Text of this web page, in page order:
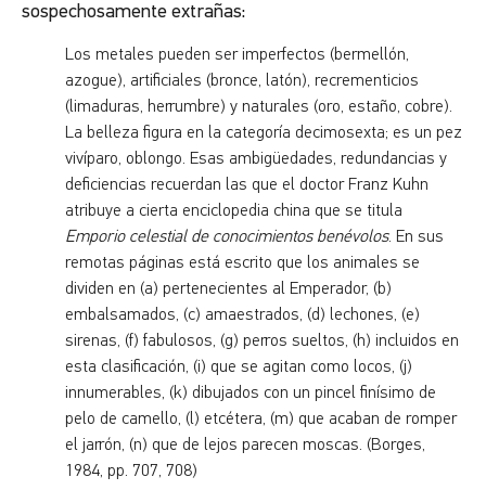
sospechosamente extrañas:
Los metales pueden ser imperfectos (bermellón,
azogue), artificiales (bronce, latón), recrementicios
(limaduras, herrumbre) y naturales (oro, estaño, cobre).
La belleza figura en la categoría decimosexta; es un pez
vivíparo, oblongo. Esas ambigüedades, redundancias y
deficiencias recuerdan las que el doctor Franz Kuhn
atribuye a cierta enciclopedia china que se titula
Emporio celestial de conocimientos benévolos. En sus
remotas páginas está escrito que los animales se
dividen en (a) pertenecientes al Emperador, (b)
embalsamados, (c) amaestrados, (d) lechones, (e)
sirenas, (f) fabulosos, (g) perros sueltos, (h) incluidos en
esta clasificación, (i) que se agitan como locos, (j)
innumerables, (k) dibujados con un pincel finísimo de
pelo de camello, (l) etcétera, (m) que acaban de romper
el jarrón, (n) que de lejos parecen moscas. (Borges,
1984, pp. 707, 708)